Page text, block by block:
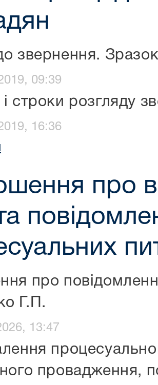
звернення.
09:39
і строки розгляду
16:36
про
про
Г.П.
13:47
провадження,